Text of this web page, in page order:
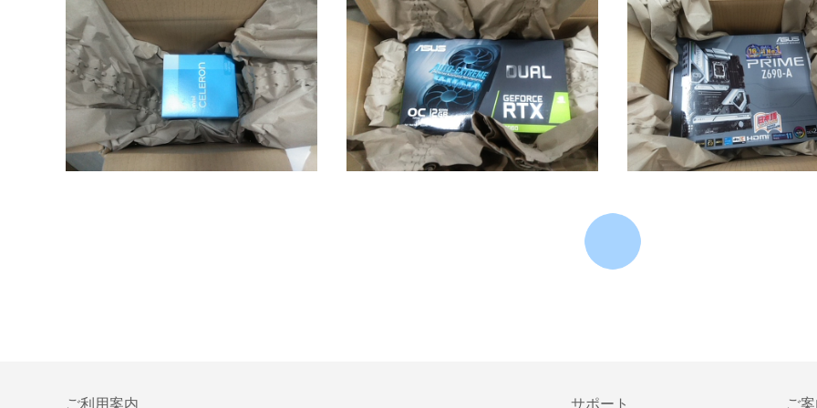
ご利用案内 サポート ご